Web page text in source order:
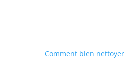
Comment bien